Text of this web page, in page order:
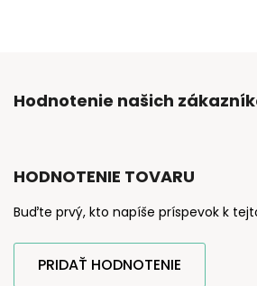
Hodnotenie našich
HODNOTENIE TOVARU
Buďte prvý, kto napíše príspevok k
PRIDAŤ HODNOTENIE